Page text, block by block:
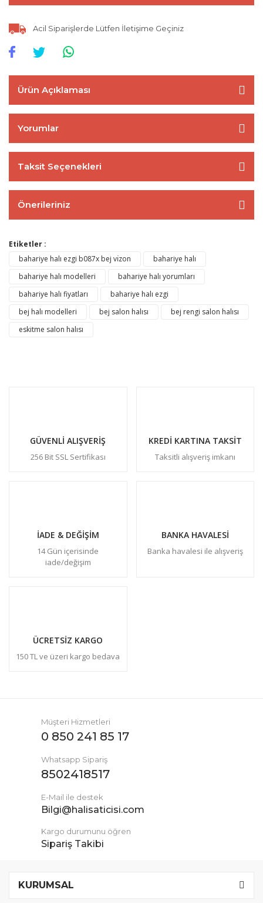
Acil Siparişlerde Lütfen İletişime Geçiniz
Ürün Açıklaması
Yorumlar
Taksit Seçenekleri
Önerileriniz
Etiketler :
bahariye halı ezgi b087x bej vı̇zon
bahariye halı
bahariye halı modelleri
bahariye halı yorumları
bahariye halı fiyatları
bahariye halı ezgi
bej halı modelleri
bej salon halısı
bej rengi salon halısı
eskitme salon halısı
GÜVENLİ ALIŞVERİŞ
256 Bit SSL Sertifikası
KREDİ KARTINA TAKSİT
Taksitli alışveriş imkanı
İADE & DEĞİŞİM
14 Gün içerisinde
iade/değişim
BANKA HAVALESİ
Banka havalesi ile alışveriş
ÜCRETSİZ KARGO
150 TL ve üzeri kargo bedava
Müşteri Hizmetleri
0 850 241 85 17
Whatsapp Sipariş
8502418517
E-Mail ile destek
Bilgi@halisaticisi.com
Kargo durumunu öğren
Sipariş Takibi
KURUMSAL